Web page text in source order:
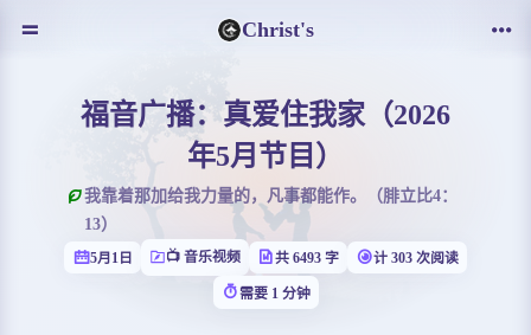
Christ's
福音广播：真爱住我家（2026
年5月节目）
我靠着那加给我力量的，凡事都能作。（腓立比4：
13）
5月1日 📺️ 音乐视频 共 6493 字 计 303 次阅读
需要 1 分钟